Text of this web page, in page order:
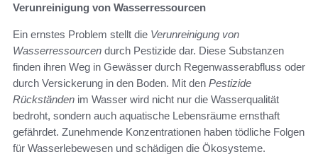
Verunreinigung von Wasserressourcen
Ein ernstes Problem stellt die Verunreinigung von
Wasserressourcen durch Pestizide dar. Diese Substanzen
finden ihren Weg in Gewässer durch Regenwasserabfluss oder
durch Versickerung in den Boden. Mit den Pestizide
Rückständen im Wasser wird nicht nur die Wasserqualität
bedroht, sondern auch aquatische Lebensräume ernsthaft
gefährdet. Zunehmende Konzentrationen haben tödliche Folgen
für Wasserlebewesen und schädigen die Ökosysteme.